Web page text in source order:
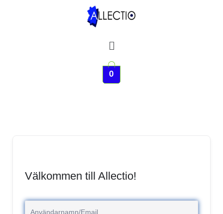
Meny
0
Välkommen till Allectio!